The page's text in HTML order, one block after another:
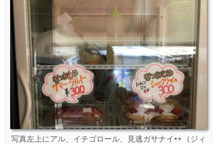
写真左上にアル、イチゴロール、見逃ガサナイ
（ジィ